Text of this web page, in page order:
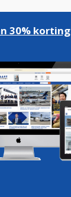
Podcasts
30% korting